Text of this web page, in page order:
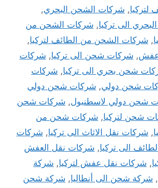
, شركات الشحن البحري,
الى تركيا, شركات الشحن من
, شركات الشحن من الطائف لتركيا,
عفش, شركات شحن الى تركيا, شركات
شحن بحري الى تركيا, شركات
شحن دولي, شركات شحن دولي
شحن دولي لاسطنبول, شركات شحن
شحن لتركيا, شركات شحن من
, شركات نقل الاثاث الى تركيا, شركات
الى تركيا, شركات نقل العفش
, شركات نقل عفش لتركيا, شركة
, شركة شحن الى أنطاليا, شركة شحن